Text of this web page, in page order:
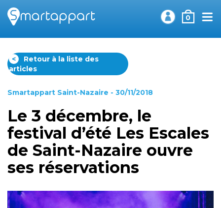
0
<
Retour à la liste des
articles
Smartappart Saint-Nazaire - 30/11/2018
Le 3 décembre, le
festival d’été Les Escales
de Saint-Nazaire ouvre
ses réservations